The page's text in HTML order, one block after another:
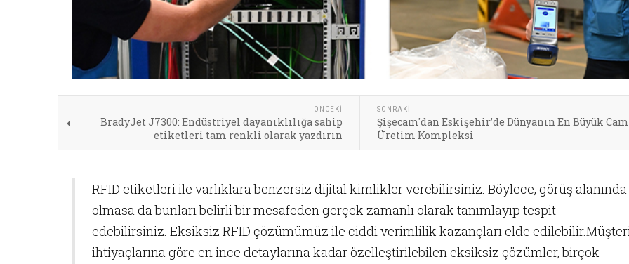
ÖNCEKI
BradyJet J7300: Endüstriyel dayanıklılığa sahip
etiketleri tam renkli olarak yazdırın
SONRAKI
Şişecam'dan Eskişehir’de Dünyanın En Büyük Cam
Üretim Kompleksi
RFID etiketleri ile varlıklara benzersiz dijital kimlikler verebilirsiniz. Böylece, görüş alanında
olmasa da bunları belirli bir mesafeden gerçek zamanlı olarak tanımlayıp tespit
edebilirsiniz. Eksiksiz RFID çözümümüz ile ciddi verimlilik kazançları elde
ihtiyaçlarına göre en ince detaylarına kadar özelleştirilebilen eksiksiz çözümler, birçok